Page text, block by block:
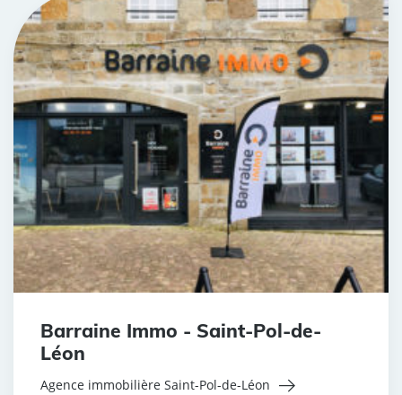
Barraine Immo - Saint-Pol-de-
Léon
Agence immobilière Saint-Pol-de-Léon